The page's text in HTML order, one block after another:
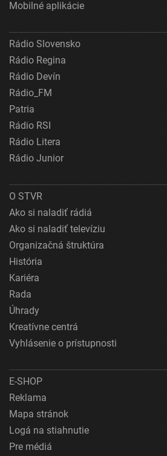
Mobilné aplikácie
Rádio Slovensko
Rádio Regina
Rádio Devín
Rádio_FM
Patria
Rádio RSI
Rádio Litera
Rádio Junior
O STVR
Ako si naladiť rádiá
Ako si naladiť televíziu
Organizačná štruktúra
História
Kariéra
Rada
Úhrady
Kreatívne centrá
Vyhlásenie o prístupnosti
E-SHOP
Reklama
Mapa stránok
Logá na stiahnutie
Pre médiá